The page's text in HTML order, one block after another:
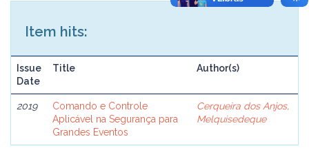
Item hits:
Issue
Date
Title Author(s)
2019
Comando e Controle
Aplicável na Segurança para
Grandes Eventos
Cerqueira dos Anjos,
Melquisedeque